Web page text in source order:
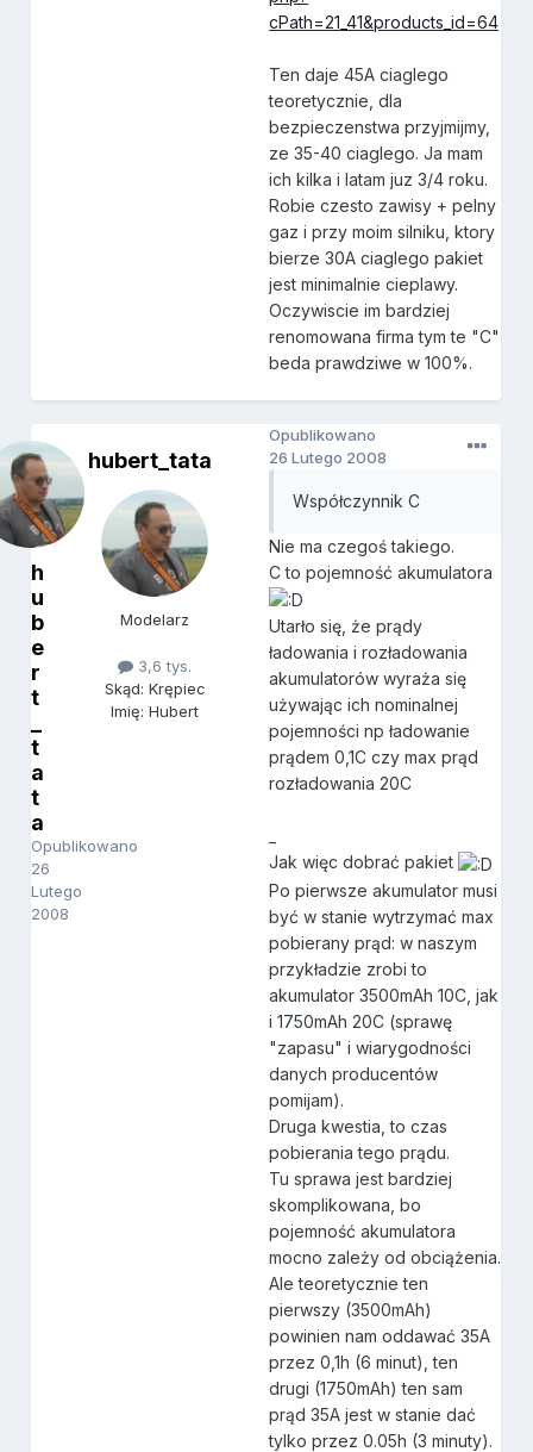
cPath=21_41&products_id=64
Ten daje 45A ciaglego
teoretycznie, dla
bezpieczenstwa przyjmijmy,
ze 35-40 ciaglego. Ja mam
ich kilka i latam juz 3/4 roku.
Robie czesto zawisy + pelny
gaz i przy moim silniku, ktory
bierze 30A ciaglego pakiet
jest minimalnie cieplawy.
Oczywiscie im bardziej
renomowana firma tym te "C"
beda prawdziwe w 100%.
h
u
b
e
r
t
t
a
t
a
Opublikowano
26
Lutego
2008
hubert_tata
Modelarz
3,6 tys.
Skąd: Krępiec
Imię: Hubert
Opublikowano
26 Lutego 2008
Współczynnik C
Nie ma czegoś takiego.
C to pojemność akumulatora
Utarło się, że prądy
ładowania i rozładowania
akumulatorów wyraża się
używając ich nominalnej
pojemności np ładowanie
prądem 0,1C czy max prąd
rozładowania 20C
Jak więc dobrać pakiet
Po pierwsze akumulator musi
być w stanie wytrzymać max
pobierany prąd: w naszym
przykładzie zrobi to
akumulator 3500mAh 10C, jak
i 1750mAh 20C (sprawę
"zapasu" i wiarygodności
danych producentów
pomijam).
Druga kwestia, to czas
pobierania tego prądu.
Tu sprawa jest bardziej
skomplikowana, bo
pojemność akumulatora
mocno zależy od obciążenia.
Ale teoretycznie ten
pierwszy (3500mAh)
powinien nam oddawać 35A
przez 0,1h (6 minut), ten
drugi (1750mAh) ten sam
prąd 35A jest w stanie dać
tylko przez 0.05h (3 minuty).